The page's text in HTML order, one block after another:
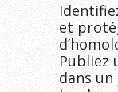
et
Publiez
dans